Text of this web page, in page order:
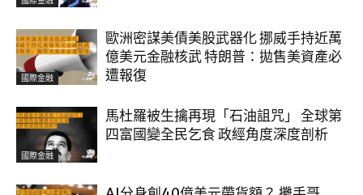
國際金融
歐洲密謀美債美股武器化 挪威手持近萬
億美元金融核武 特朗普：拋售美資產必
遭報復
國際金融
馬杜羅被生擒再現「石油詛咒」 全球第
四富國變全民乞食 政經角度深度剖析